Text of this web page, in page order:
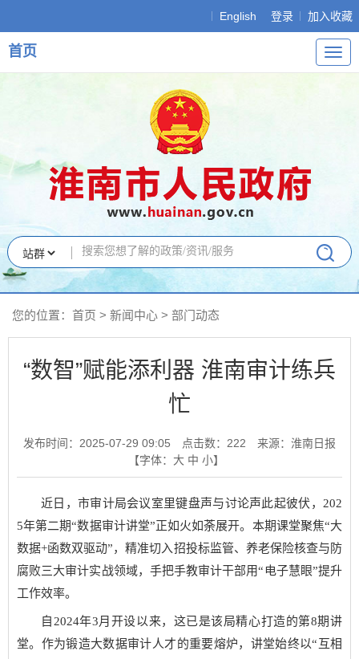
English 登录 加入收藏
导
航
首页
您的位置： 首页 > 新闻中心 > 部门动态
“数智”赋能添利器 淮南审计练兵
忙
发布时间：2025-07-29 09:05 点击数： 222
来源：淮南日报
【字体： 大 中 小】
近日，市审计局会议室里键盘声与讨论声此起彼伏，202
5年第二期“数据审计讲堂”正如火如荼展开。本期课堂聚焦“大
数据+函数双驱动”，精准切入招投标监管、养老保险核查与防
腐败三大审计实战领域，手把手教审计干部用“电子慧眼”提升
工作效率。
自2024年3月开设以来，这已是该局精心打造的第8期讲
堂。作为锻造大数据审计人才的重要熔炉，讲堂始终以“互相